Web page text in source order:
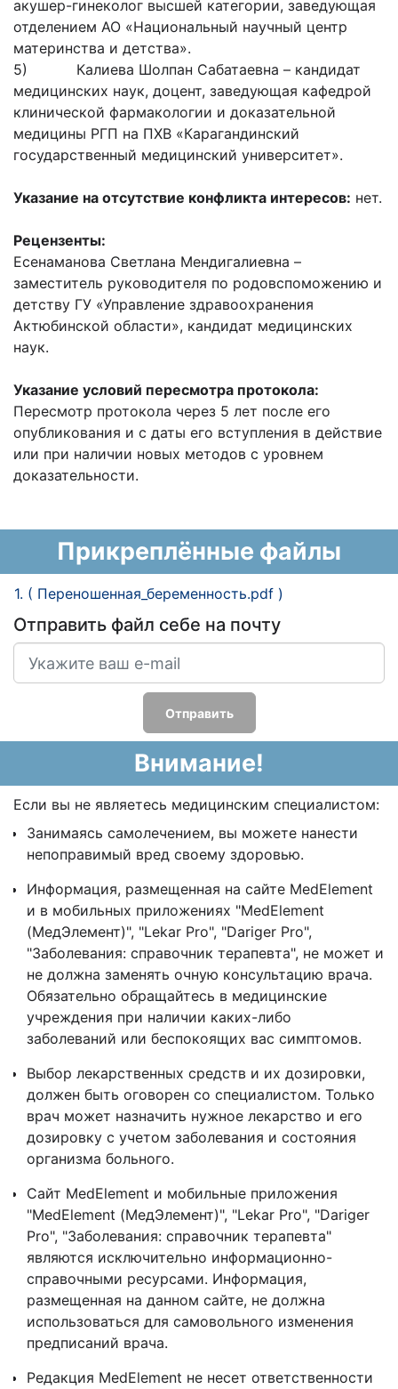
акушер-гинеколог высшей категории, заведующая
отделением АО «Национальный научный центр
материнства и детства».
5) Калиева Шолпан Сабатаевна – кандидат
медицинских наук, доцент, заведующая кафедрой
клинической фармакологии и доказательной
медицины РГП на ПХВ «Карагандинский
государственный медицинский университет».
Указание на отсутствие конфликта интересов: нет.
Рецензенты:
Есенаманова Светлана Мендигалиевна –
заместитель руководителя по родовспоможению и
детству ГУ «Управление здравоохранения
Актюбинской области», кандидат медицинских
наук.
Указание условий пересмотра протокола:
Пересмотр протокола через 5 лет после его
опубликования и с даты его вступления в действие
или при наличии новых методов с уровнем
доказательности.
Прикреплённые файлы
1. ( Переношенная_беременность.pdf )
Отправить файл себе на почту
Отправить
Внимание!
Если вы не являетесь медицинским специалистом:
Занимаясь самолечением, вы можете нанести
непоправимый вред своему здоровью.
Информация, размещенная на сайте MedElement
и в мобильных приложениях "MedElement
(МедЭлемент)", "Lekar Pro", "Dariger Pro",
"Заболевания: справочник терапевта", не может и
не должна заменять очную консультацию врача.
Обязательно обращайтесь в медицинские
учреждения при наличии каких-либо
заболеваний или беспокоящих вас симптомов.
Выбор лекарственных средств и их дозировки,
должен быть оговорен со специалистом. Только
врач может назначить нужное лекарство и его
дозировку с учетом заболевания и состояния
организма больного.
Сайт MedElement и мобильные приложения
"MedElement (МедЭлемент)", "Lekar Pro", "Dariger
Pro", "Заболевания: справочник терапевта"
являются исключительно информационно-
справочными ресурсами. Информация,
размещенная на данном сайте, не должна
использоваться для самовольного изменения
предписаний врача.
Редакция MedElement не несет ответственности